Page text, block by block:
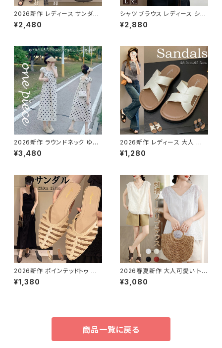
2026新作 レディース サンダル
カジュアル 軽量 おしゃれ 美脚
歩きやすい 快適 滑り止め リラッ
¥2,480
シャツ ブラウス レディース シア
ー 透け感 襟付き 前開きシャツ
大人 きれいめ 上品 エレガント
¥2,880
2026新作 ラウンドネック ゆっ
たりドット柄 ロングワンピース
綿麻 水玉 パフスリーブ 体系カ
¥3,480
2026新作 レディース 大人 軽
量 ぺたんこ 歩きやすい 疲れな
い おしゃれ アウトドア 通勤 美
¥1,280
2026新作 ポインテッドトゥ フラ
ット 夏サンダル 通気性 ミュール
抜け感 軽い
¥1,380
2026春夏新作 大人可愛い トレ
ンド ブラウス ノースリーブ シャ
ツ ブラウス トップス ゆったり 体
¥3,080
商品一覧に戻る